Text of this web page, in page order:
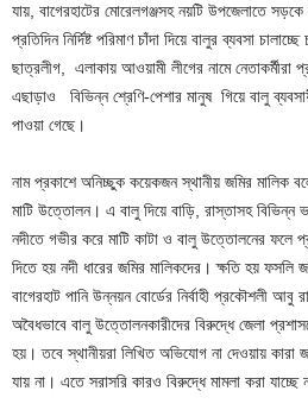
যায়, বাগেরহাটের মোরেলগঞ্জসহ নয়টি উপজেলাতে
প্রতিদিন নির্দিষ্ট পরিমাণ চাঁদা দিয়ে বালুর ব্যবসা
ছাত্রলীগ, এলাকায় আওয়ামী লীগের নামে নেতাকর্মীরা
এছাড়াও বিভিন্ন শ্রেণি-পেশার মানুষ গিয়ে বালু
পাওয়া গেছে।
নাম প্রকাশে অনিচ্ছুক কয়েকজন স্থানীয় জমির মালিক
মাটি উত্তোলন। এ বালু দিয়ে বাড়ি, রাস্তাসহ বিভিন্ন
নদীতে গভীর করে মাটি কাটা ও বালু উত্তোলনের ফলে
দিতে হয় নদী ধারের জমির মালিকদের। ক্ষতি হয় ফসলি
বাগেরহাট পানি উন্নয়ন বোর্ডের নির্বাহী প্রকৌশলী আবু
অবৈধভাবে বালু উত্তোলনকারীদের বিরুদ্ধে জেলা
হয়। তবে স্থানীয়রা লিখিত অভিযোগ না দেওয়ায় কারা
যায় না। এতে সরাসরি কারও বিরুদ্ধে মামলা করা যাচ্ছে